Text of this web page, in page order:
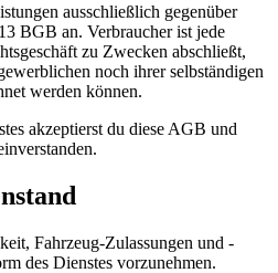
ausschließlich gegenüber
BGB an. Verbraucher ist jede
zu Zwecken abschließt,
noch ihrer selbständigen
werden können.
akzeptierst du diese AGB und
Fahrzeug-Zulassungen und -
des Dienstes vorzunehmen.